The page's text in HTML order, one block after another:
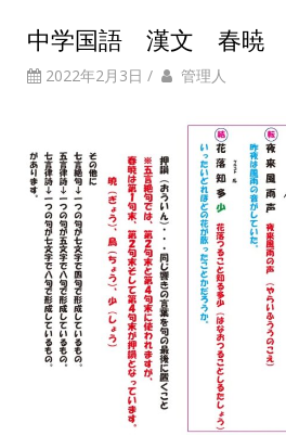
中学国語 漢文 春暁
2022年2月3日 / 管理人